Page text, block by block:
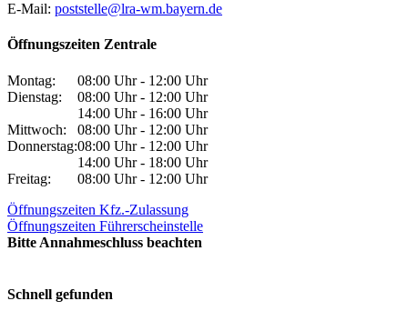
E-Mail: poststelle@lra-wm.bayern.de
Öffnungszeiten Zentrale
Montag:
08:00 Uhr - 12:00 Uhr
Dienstag:
08:00 Uhr - 12:00 Uhr
14:00 Uhr - 16:00 Uhr
Mittwoch:
08:00 Uhr - 12:00 Uhr
Donnerstag:08:00 Uhr - 12:00 Uhr
14:00 Uhr - 18:00 Uhr
Freitag:
08:00 Uhr - 12:00 Uhr
Öffnungszeiten Kfz.-Zulassung
Öffnungszeiten Führerscheinstelle
Bitte Annahmeschluss beachten
Schnell gefunden